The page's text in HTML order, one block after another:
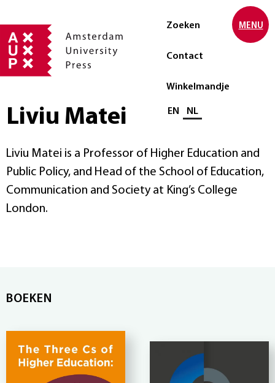
Zoeken
Contact
Winkelmandje
Selecteer taal
EN NL
MENU
Liviu Matei
Liviu Matei is a Professor of Higher Education and
Public Policy, and Head of the School of Education,
Communication and Society at King’s College
London.
BOEKEN